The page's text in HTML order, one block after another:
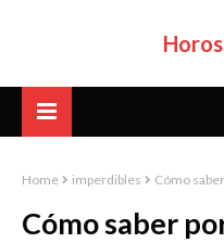
Home imperdibles Cómo
Cómo saber